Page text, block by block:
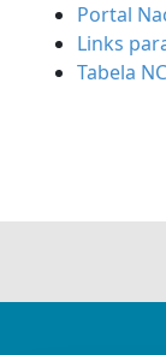
Portal
Links
Tabela